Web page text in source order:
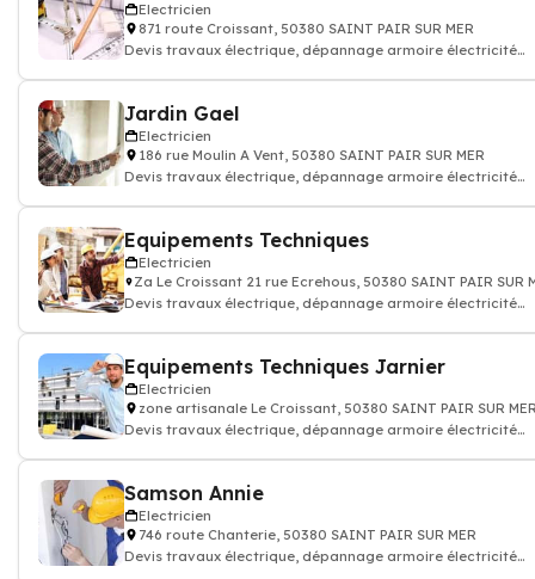
Electricien
871 route Croissant, 50380 SAINT PAIR SUR MER
Devis travaux électrique, dépannage armoire électricité
Jardin Gael
Electricien
186 rue Moulin A Vent, 50380 SAINT PAIR SUR MER
Devis travaux électrique, dépannage armoire électricité
Equipements Techniques
Electricien
Za Le Croissant 21 rue Ecrehous, 50380 SAINT PAIR SUR
Devis travaux électrique, dépannage armoire électricité
Equipements Techniques Jarnier
Electricien
zone artisanale Le Croissant, 50380 SAINT PAIR SUR
Devis travaux électrique, dépannage armoire électricité
Samson Annie
Electricien
746 route Chanterie, 50380 SAINT PAIR SUR MER
Devis travaux électrique, dépannage armoire électricité